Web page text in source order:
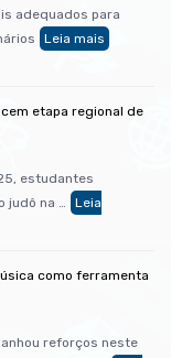
adequados para
etapa regional de
estudantes
judô na …
como ferramenta
reforços neste